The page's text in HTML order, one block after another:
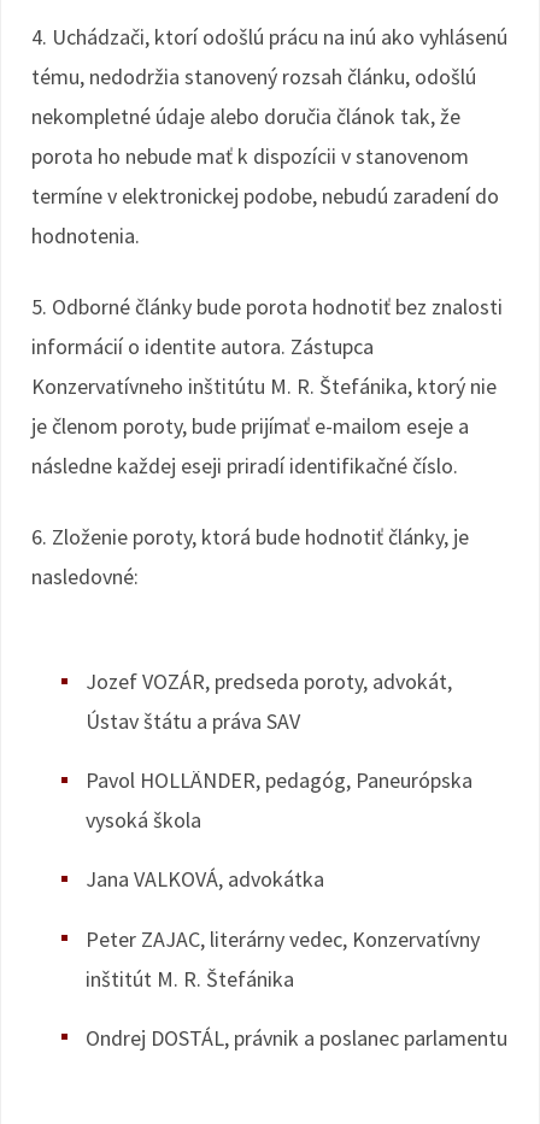
4. Uchádzači, ktorí odošlú prácu na inú ako vyhlásenú
tému, nedodržia stanovený rozsah článku, odošlú
nekompletné údaje alebo doručia článok tak, že
porota ho nebude mať k dispozícii v stanovenom
termíne v elektronickej podobe, nebudú zaradení do
hodnotenia.
5. Odborné články bude porota hodnotiť bez znalosti
informácií o identite autora. Zástupca
Konzervatívneho inštitútu M. R. Štefánika, ktorý nie
je členom poroty, bude prijímať e-mailom eseje a
následne každej eseji priradí identifikačné číslo.
6. Zloženie poroty, ktorá bude hodnotiť články, je
nasledovné:
Jozef VOZÁR, predseda poroty, advokát,
Ústav štátu a práva SAV
Pavol HOLLÄNDER, pedagóg, Paneurópska
vysoká škola
Jana VALKOVÁ, advokátka
Peter ZAJAC, literárny vedec, Konzervatívny
inštitút M. R. Štefánika
Ondrej DOSTÁL, právnik a poslanec parlamentu